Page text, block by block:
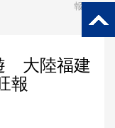
報
大陸福建
報